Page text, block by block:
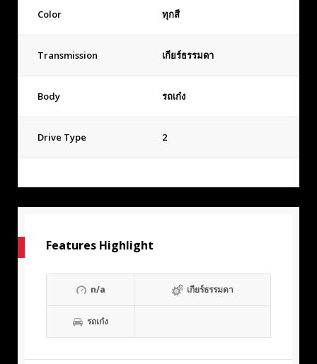
Color ทุกสี
Transmission เกียร์ธรรมดา
Body รถเก๋ง
Drive Type 2
Features Highlight
n/a เกียร์ธรรมดา
รถเก๋ง